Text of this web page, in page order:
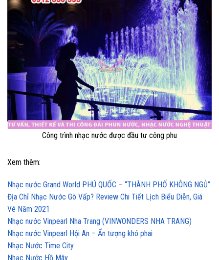
Công trình nhạc nước được đầu tư công phu
Xem thêm:
Nhạc nước Grand World PHÚ QUỐC – “THÀNH PHỐ KHÔNG NGỦ”
Địa Chỉ Nhạc Nước Gò Vấp? Review Chi Tiết Lịch Biểu Diễn, Giá
Vé Năm 2021
Nhạc nước Vinpearl Nha Trang (VINWONDERS NHA TRANG)
Nhạc nước Vinpearl Hội An – Ấn tượng khó phai
Nhạc Nước Time City
Nhạc Nước Hồ Mây